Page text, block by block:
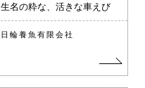
生名の粋な、活きな車えび
日輪養魚有限会社